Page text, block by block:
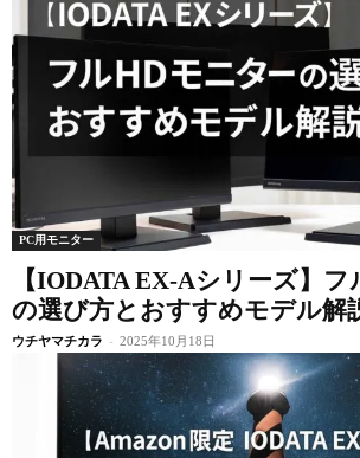
PC用モニター
【IODATA EX-Aシリーズ】
の選び方とおすすめモデル解
ウチヤマチカラ - 2025年10月18日